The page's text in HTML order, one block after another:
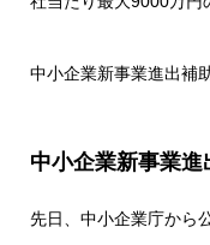
中小企業新事業進出補
中小企業新事業
先日、中小企業庁から